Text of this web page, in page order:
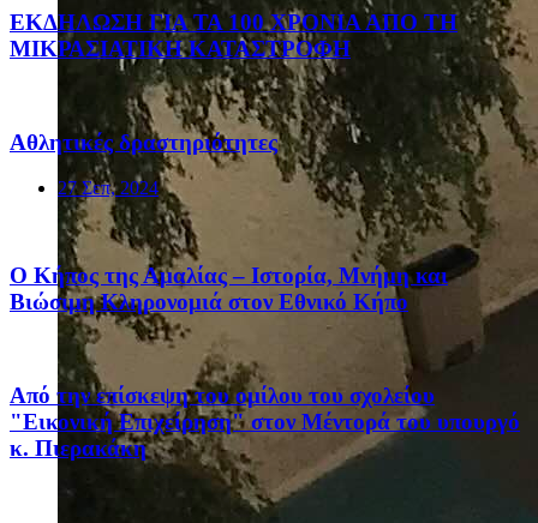
ΕΚΔΗΛΩΣΗ ΓΙΑ ΤΑ 100 ΧΡΟΝΙΑ ΑΠΟ ΤΗ
ΜΙΚΡΑΣΙΑΤΙΚΗ ΚΑΤΑΣΤΡΟΦΗ
Αθλητικές δραστηριότητες
27 Σεπ, 2024
Ο Κήπος της Αμαλίας – Ιστορία, Μνήμη και
Βιώσιμη Κληρονομιά στον Εθνικό Κήπο
Από την επίσκεψη του ομίλου του σχολείου
"Εικονική Επιχείρηση" στον Μέντορά του υπουργό
κ. Πιερακάκη